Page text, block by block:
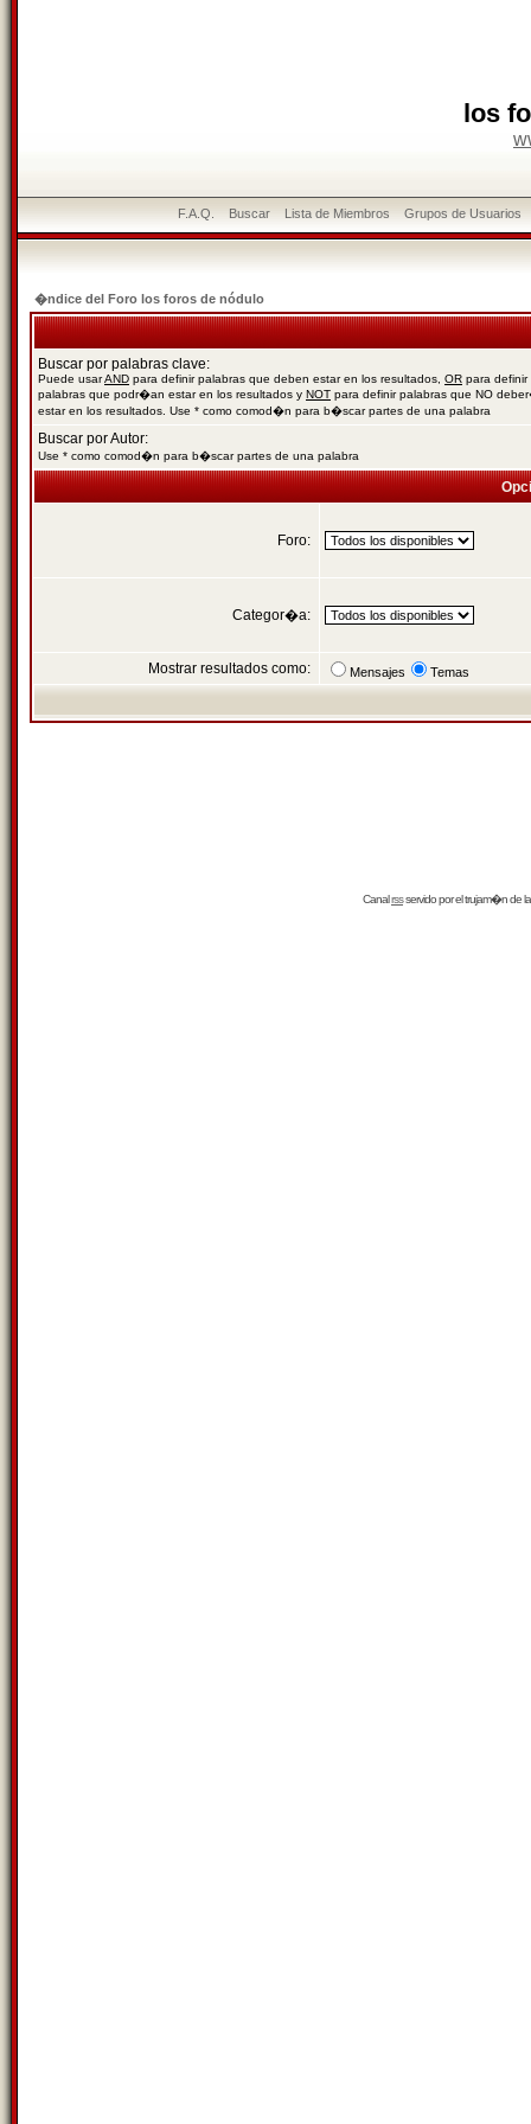
los
F.A.Q. Buscar Lista de Miembros Grupos de Usuarios
�ndice del Foro los foros de nódulo
Buscar por palabras clave:
Puede usarAND para definir palabras que deben estar en los resultados, OR para definir
palabras que podr�an estar en los resultados y NOT para definir palabras que NO
estar en los resultados. Use * como comod�n para b�scar partes de una palabra
Buscar por Autor:
Use * como comod�n para b�scar partes de una palabra
Foro:
Categor�a:
Mostrar resultados como: Mensajes Temas
Canalrssservido por eltrujam�nde